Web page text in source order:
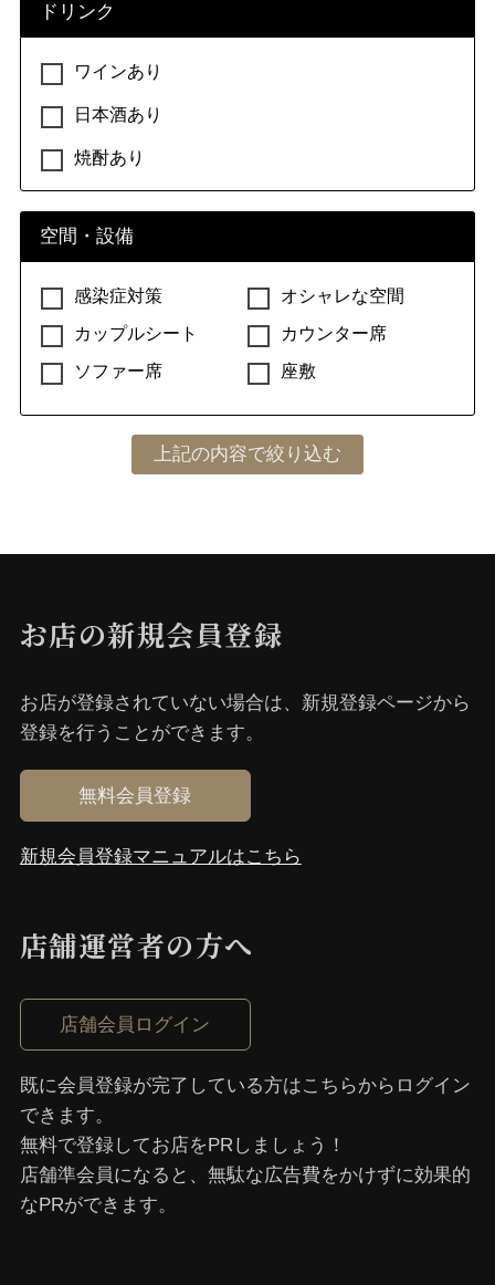
ドリンク
ワインあり
日本酒あり
焼酎あり
空間・設備
感染症対策
オシャレな空間
カップルシート
カウンター席
ソファー席
座敷
お店の新規会員登録
お店が登録されていない場合は、新規登録ページから
登録を⾏うことができます。
無料会員登録
新規会員登録マニュアルはこちら
店舗運営者の⽅へ
店舗会員ログイン
既に会員登録が完了している⽅はこちらからログイン
できます。
無料で登録してお店をPRしましょう！
店舗準会員になると、無駄な広告費をかけずに効果的
なPRができます。